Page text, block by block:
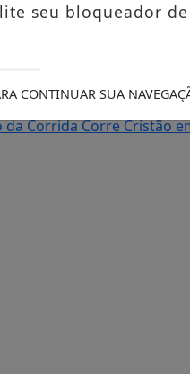
recebe a Smart Fit
OS ARTISTAS JUAN
ritmo intenso após
Salvador Irmão de
da Corrida Corre Cristão
seu bloqueador
CONTINUAR SUA